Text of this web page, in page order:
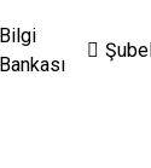
Bilgi
Bankası